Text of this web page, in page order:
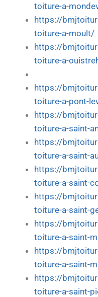
toiture-a-
https://
toiture-a-moult/
https://
toiture-a-
https://
toiture-a-pont-
https://
toiture-a-saint-
https://
toiture-a-saint-
https://
toiture-a-saint-
https://
toiture-a-saint-
https://
toiture-a-saint-
https://
toiture-a-saint-
https://
toiture-a-saint-